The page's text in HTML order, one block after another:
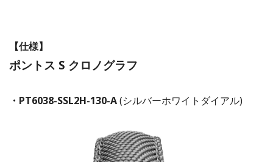
【仕様】
ポントス S クロノグラフ
・PT6038-SSL2H-130-A(シルバーホワイトダイアル)